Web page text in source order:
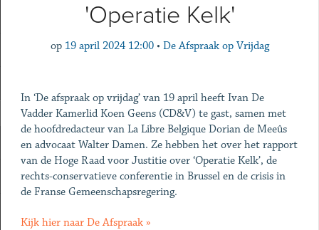
'Operatie Kelk'
op 19 april 2024 12:00 • De Afspraak op Vrijdag
In ‘De afspraak op vrijdag’ van 19 april heeft Ivan De
Vadder Kamerlid Koen Geens (CD&V) te gast, samen met
de hoofdredacteur van La Libre Belgique Dorian de Meeûs
en advocaat Walter Damen. Ze hebben het over het rapport
van de Hoge Raad voor Justitie over ‘Operatie Kelk’, de
rechts-conservatieve conferentie in Brussel en de crisis in
de Franse Gemeenschapsregering.
Kijk hier naar De Afspraak »